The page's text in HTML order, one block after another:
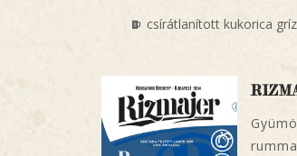
csírátlanított kukorica gríz